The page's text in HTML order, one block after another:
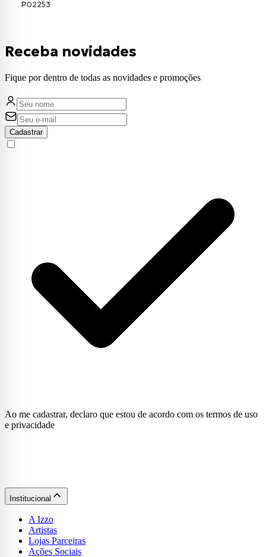
P02253
Receba novidades
Fique por dentro de todas as novidades e promoções
Cadastrar
Ao me cadastrar, declaro que estou de acordo com os termos de uso
e privacidade
Institucional
A Izzo
Artistas
Lojas Parceiras
Ações Sociais